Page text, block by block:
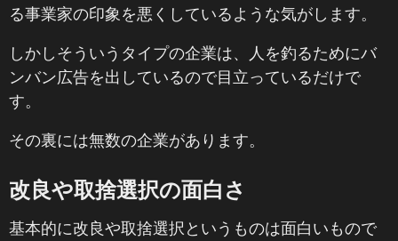
る事業家の印象を悪くしているような気がします。
しかしそういうタイプの企業は、人を釣るためにバ
ンバン広告を出しているので目立っているだけで
す。
その裏には無数の企業があります。
改良や取捨選択の面白さ
基本的に改良や取捨選択というものは面白いもので